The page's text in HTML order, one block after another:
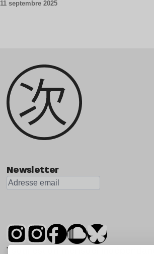
11 septembre 2025
Newsletter
Tsugi est un mensuel indépendant